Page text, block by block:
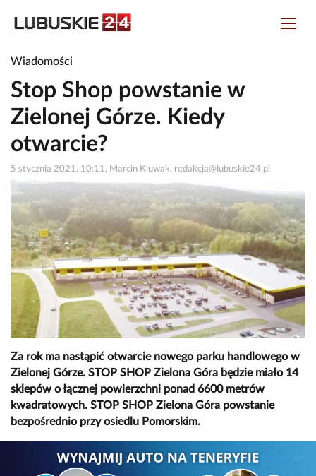
Wiadomości
Stop Shop powstanie w
Zielonej Górze. Kiedy
otwarcie?
5 stycznia 2021, 10:11, Marcin Kluwak, redakcja@lubuskie24.pl
Za rok ma nastąpić otwarcie nowego parku handlowego w
Zielonej Górze. STOP SHOP Zielona Góra będzie miało 14
sklepów o łącznej powierzchni ponad 6600 metrów
kwadratowych. STOP SHOP Zielona Góra powstanie
bezpośrednio przy osiedlu Pomorskim.